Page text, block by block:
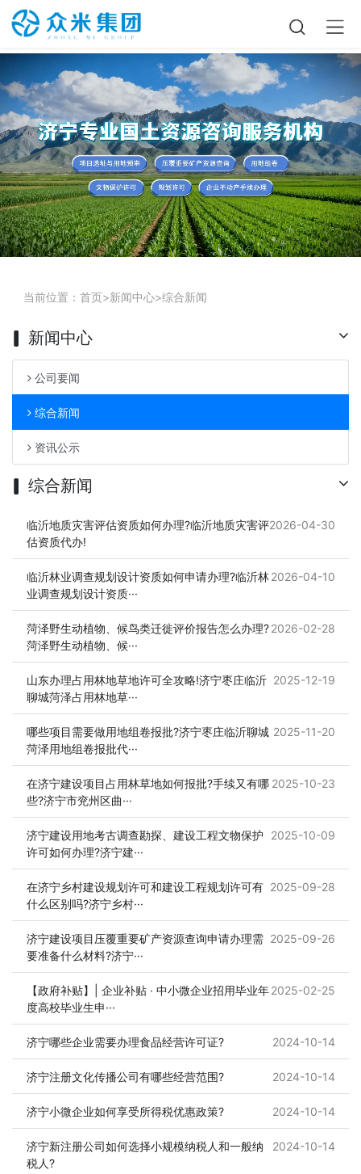
当前位置： 首页>新闻中心>综合新闻
新闻中心
公司要闻
综合新闻
资讯公示
综合新闻
2026-04-30
临沂地质灾害评估资质如何办理?临沂地质灾害评
估资质代办!
2026-04-10
临沂林业调查规划设计资质如何申请办理?临沂林
业调查规划设计资质···
2026-02-28
菏泽野生动植物、候鸟类迁徙评价报告怎么办理?
菏泽野生动植物、候···
2025-12-19
山东办理占用林地草地许可全攻略!济宁枣庄临沂
聊城菏泽占用林地草···
2025-11-20
哪些项目需要做用地组卷报批?济宁枣庄临沂聊城
菏泽用地组卷报批代···
2025-10-23
在济宁建设项目占用林草地如何报批?手续又有哪
些?济宁市兖州区曲···
2025-10-09
济宁建设用地考古调查勘探、建设工程文物保护
许可如何办理?济宁建···
2025-09-28
在济宁乡村建设规划许可和建设工程规划许可有
什么区别吗?济宁乡村···
2025-09-26
济宁建设项目压覆重要矿产资源查询申请办理需
要准备什么材料?济宁···
2025-02-25
【政府补贴】| 企业补贴 · 中小微企业招用毕业年
度高校毕业生申···
2024-10-14
济宁哪些企业需要办理食品经营许可证?
2024-10-14
济宁注册文化传播公司有哪些经营范围?
2024-10-14
济宁小微企业如何享受所得税优惠政策?
2024-10-14
济宁新注册公司如何选择小规模纳税人和一般纳
税人?